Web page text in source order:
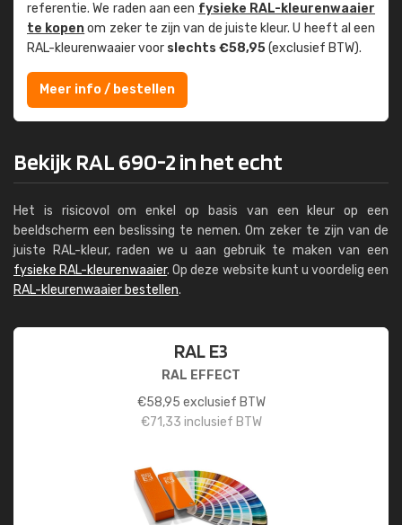
referentie. We raden aan een fysieke RAL-kleuren­waaier
te kopenom zeker te zijn van de juiste kleur. U heeft al een
RAL-kleuren­waaier voor slechts €58,95(exclusief BTW).
Meer info / bestellen
Bekijk RAL 690-2 in het echt
Het is risicovol om enkel op basis van een kleur op een
beeldscherm een beslissing te nemen. Om zeker te zijn van de
juiste RAL-kleur, raden we u aan gebruik te maken van een
fysieke RAL-kleurenwaaier. Op deze website kunt u voordelig een
RAL-kleurenwaaier bestellen.
RAL E3
RAL EFFECT
€58,95 exclusief BTW
€71,33 inclusief BTW